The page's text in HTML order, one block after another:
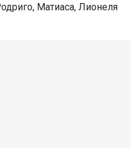
Матиаса, Лионеля